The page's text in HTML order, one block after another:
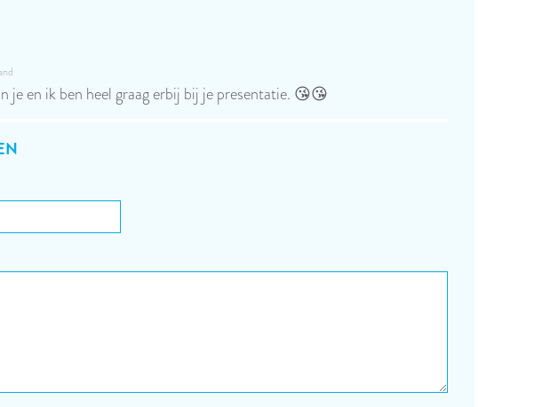
je en ik ben heel graag erbij bij je presentatie. 😘😘